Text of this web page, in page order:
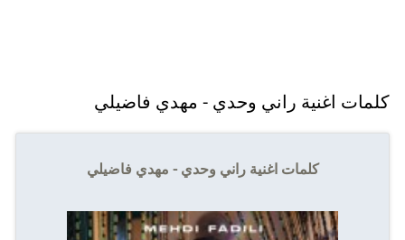
كلمات اغنية راني وحدي - مهدي فاضيلي
كلمات اغنية راني وحدي - مهدي فاضيلي